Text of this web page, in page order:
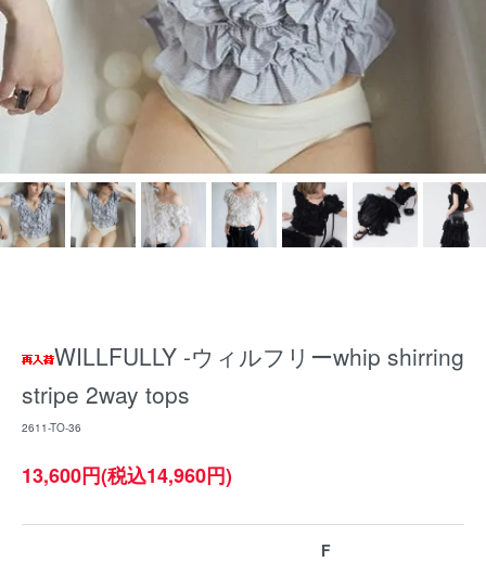
WILLFULLY -ウィルフリーwhip shirring
stripe 2way tops
2611-TO-36
13,600円(税込14,960円)
F